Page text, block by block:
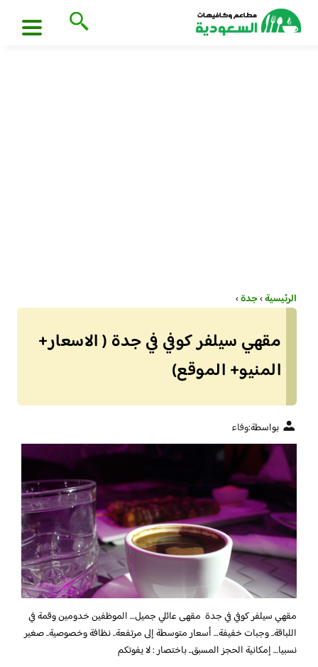
الرئيسية›جدة›
مقهي سيلفر كوفي في جدة ( الاسعار+
المنيو+ الموقع)
بواسطة:وفاء
مقهي سيلفر كوفي في جدة مقهى عائلي جميل… الموظفين خدومين وقمة في
اللباقة.. وجبات خفيفة… أسعار متوسطة إلى مرتفعة.. نظافة وخصوصية.. صغير
نسبيا… إمكانية الحجز المسبق.. باختصار : لا يفوتكم